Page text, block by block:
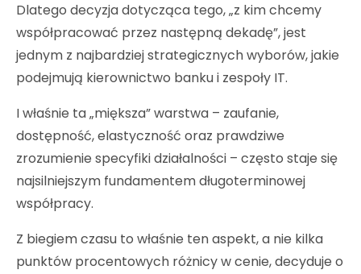
Dlatego decyzja dotycząca tego, „z kim chcemy
współpracować przez następną dekadę”, jest
jednym z najbardziej strategicznych wyborów, jakie
podejmują kierownictwo banku i zespoły IT.
I właśnie ta „miększa” warstwa – zaufanie,
dostępność, elastyczność oraz prawdziwe
zrozumienie specyfiki działalności – często staje się
najsilniejszym fundamentem długoterminowej
współpracy.
Z biegiem czasu to właśnie ten aspekt, a nie kilka
punktów procentowych różnicy w cenie, decyduje o